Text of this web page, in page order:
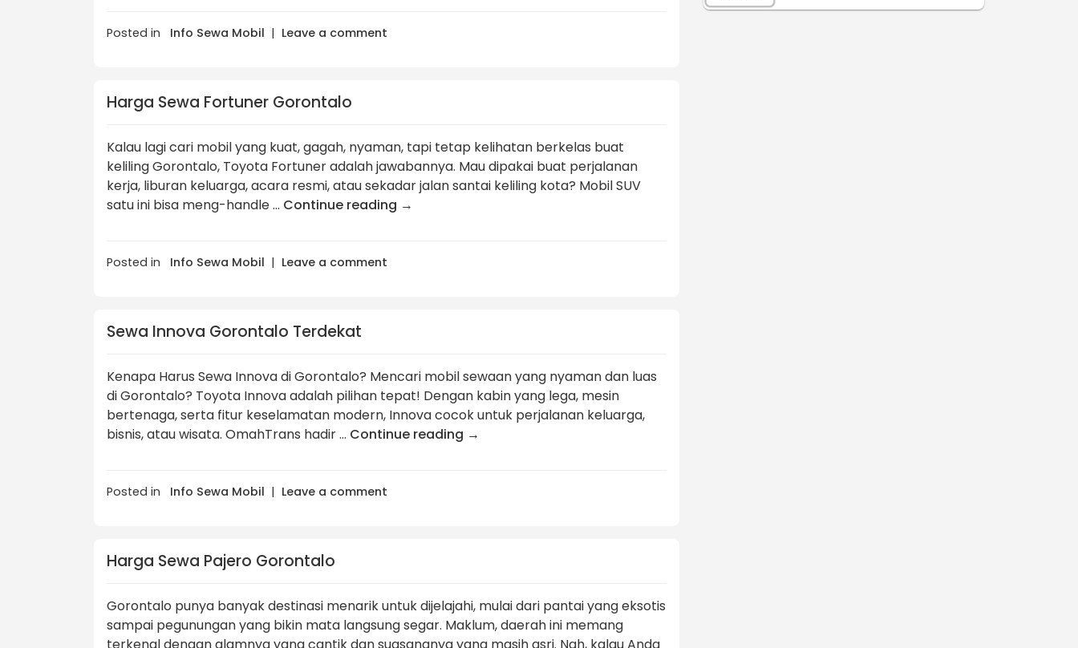
Posted in Info Sewa Mobil | Leave a comment
Harga Sewa Fortuner Gorontalo
Kalau lagi cari mobil yang kuat, gagah, nyaman, tapi tetap kelihatan berkelas buat
keliling Gorontalo, Toyota Fortuner adalah jawabannya. Mau dipakai buat perjalanan
kerja, liburan keluarga, acara resmi, atau sekadar jalan santai keliling kota? Mobil SUV
satu ini bisa meng-handle … Continue reading →
Posted in Info Sewa Mobil | Leave a comment
Sewa Innova Gorontalo Terdekat
Kenapa Harus Sewa Innova di Gorontalo? Mencari mobil sewaan yang nyaman dan luas
di Gorontalo? Toyota Innova adalah pilihan tepat! Dengan kabin yang lega, mesin
bertenaga, serta fitur keselamatan modern, Innova cocok untuk perjalanan keluarga,
bisnis, atau wisata. OmahTrans hadir … Continue reading →
Posted in Info Sewa Mobil | Leave a comment
Harga Sewa Pajero Gorontalo
Gorontalo punya banyak destinasi menarik untuk dijelajahi, mulai dari pantai yang eksotis
sampai pegunungan yang bikin mata langsung segar. Maklum, daerah ini memang